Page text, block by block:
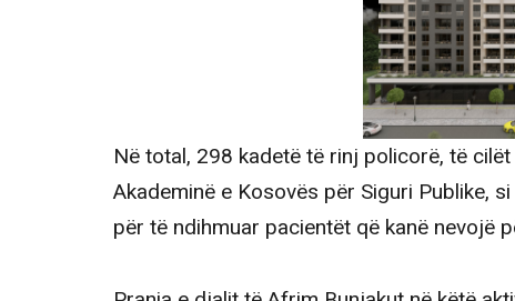
Në total, 298 kadetë të rinj policorë, të
Akademinë e Kosovës për Siguri Publike,
për të ndihmuar pacientët që kanë nevojë